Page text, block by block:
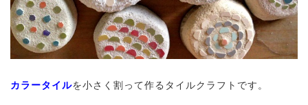
カラータイルを小さく割って作るタイルクラフトです。